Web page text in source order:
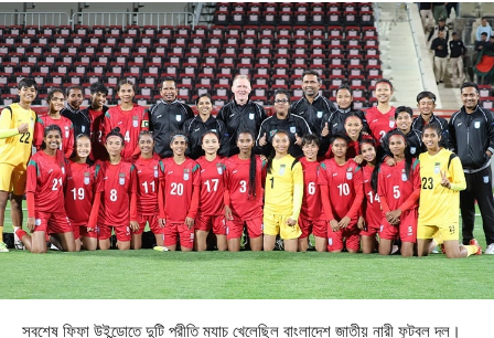
সবশেষ ফিফা উইন্ডোতে দুটি প্রীতি ম্যাচ খেলেছিল বাংলাদেশ জাতীয় নারী ফুটবল দল।